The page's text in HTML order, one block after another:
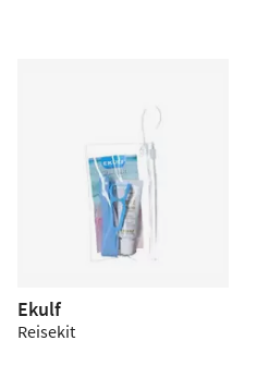
Ekulf
Reisekit